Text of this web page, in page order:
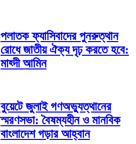
পলাতক ফ্যাসিবাদের পুনরুত্থান
রোধে জাতীয় ঐক্য দৃঢ় করতে হবে:
মাহ্দী আমিন
বুয়েটে জুলাই গণঅভ্যুত্থানের
স্মরণসভা: বৈষম্যহীন ও মানবিক
বাংলাদেশ গড়ার আহ্বান